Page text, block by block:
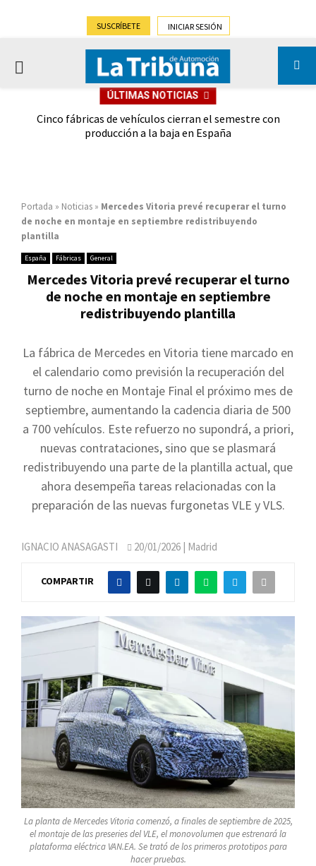
SUSCRÍBETE INICIAR SESIÓN
PRIMARY
ÚLTIMAS NOTICIAS
Cinco fábricas de vehículos cierran el semestre con
producción a la baja en España
Portada » Noticias » Mercedes Vitoria prevé recuperar el turno
de noche en montaje en septiembre redistribuyendo
plantilla
España Fábricas General
Mercedes Vitoria prevé recuperar el turno
de noche en montaje en septiembre
redistribuyendo plantilla
La fábrica de Mercedes en Vitoria tiene marcado en
el calendario como previsión la recuperación del
turno de noche en Montaje Final el próximo mes de
septiembre, aumentando la cadencia diaria de 500
a 700 vehículos. Este refuerzo no supondrá, a priori,
nuevas contrataciones, sino que se plasmará
redistribuyendo una parte de la plantilla actual, que
ahora desempeña tareas relacionadas con la
preparación de las nuevas furgonetas VLE y VLS.
IGNACIO ANASAGASTI 20/01/2026 | Madrid
COMPARTIR
La planta de Mercedes Vitoria comenzó, a finales de septiembre de 2025,
el montaje de las preseries del VLE, el monovolumen que estrenará la
plataforma eléctrica VAN.EA. Se trató de los primeros prototipos para
hacer pruebas.